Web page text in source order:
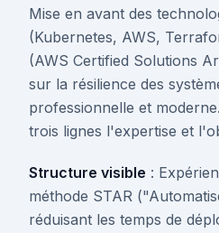
Mise en avant des
(Kubernetes, AWS,
(AWS Certified Solutions
sur la résilience des
professionnelle et
trois lignes l'expertise et
Structure visible :
méthode STAR
réduisant les temps de